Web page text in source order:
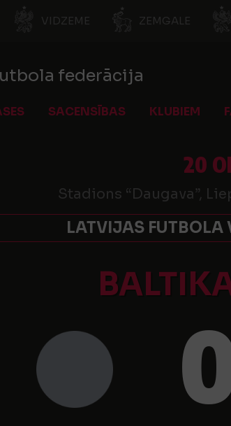
VIDZEME ZEMGALE
federācija
SACENSĪBAS KLUBIEM
20
Stadions “Daugava”,
LATVIJAS